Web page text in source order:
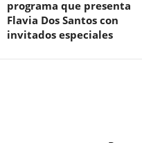
programa que presenta
Flavia Dos Santos con
invitados especiales